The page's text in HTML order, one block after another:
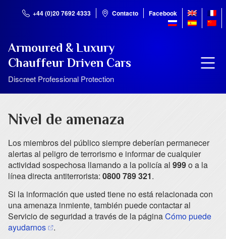
+44 (0)20 7692 4333 Contacto Facebook
Armoured & Luxury
Chauffeur Driven Cars
Discreet Professional Protection
Nivel de amenaza
Los miembros del público siempre deberían permanecer
alertas al peligro de terrorismo e informar de cualquier
actividad sospechosa llamando a la policía al 999o a la
línea directa antiterrorista: 0800 789 321.
Si la información que usted tiene no está relacionada con
una amenaza inmiente, también puede contactar al
Servicio de seguridad a través de la páginaCómo puede
ayudarnos(opens in a new tab)
.